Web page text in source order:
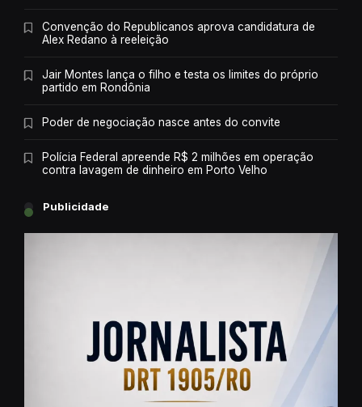
Convenção do Republicanos aprova candidatura de
Alex Redano à reeleição
Jair Montes lança o filho e testa os limites do próprio
partido em Rondônia
Poder de negociação nasce antes do convite
Polícia Federal apreende R$ 2 milhões em operação
contra lavagem de dinheiro em Porto Velho
Publicidade